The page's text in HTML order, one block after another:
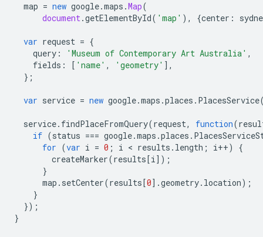
map = new google.maps .Map(
document.getElementById( 'map' ), {center :
var request = {
query : 'Museum of Contemporary Art Australia' ,
fields : [ 'name' , 'geometry' ],
};
var service = new google.maps .places . PlacesService
service. findPlaceFromQuery(request, function(
if (status === google.maps .places .
for (var i = 0 ; i < results . length ; i++)
{
createMarker(results [i]);
}
map . setCenter(results [0].geometry. location);
}
});
}